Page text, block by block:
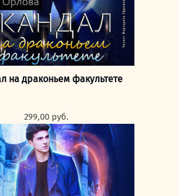
на драконьем факультете
299,00 руб.